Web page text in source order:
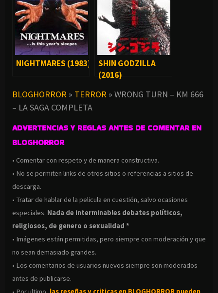
NIGHTMARES (1983)
SHIN GODZILLA
(2016)
BLOGHORROR » TERROR » WRONG TURN – KM 666
– LA SAGA COMPLETA
ADVERTENCIAS Y REGLAS ANTES DE COMENTAR EN
BLOGHORROR
• Comentar con respeto y de manera constructiva.
• No se permiten links de otros sitios o referencias a sitios de
descarga.
• Tratar de hablar de la pelicula en cuestión, salvo ocasiones
especiales. Nada de interminables debates políticos,
religiosos, de genero o sexualidad *
• Imágenes están permitidas, pero siempre con moderación y que
no sean demasiado grandes.
• Los comentarios de usuarios nuevos siempre son moderados
antes de publicarse.